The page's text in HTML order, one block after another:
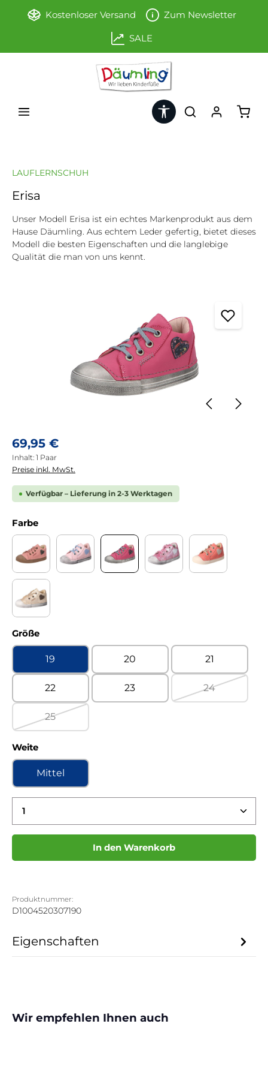
Zum Hauptinhalt springen
Kostenloser Versand Zum Newsletter
SALE
Werkzeugleiste anzeigen
LAUFLERNSCHUH
Erisa
Unser Modell Erisa ist ein echtes Markenprodukt aus dem
Hause Däumling. Aus echtem Leder gefertig, bietet dieses
Modell die besten Eigenschaften und die langlebige
Qualität die man von uns kennt.
Regulärer Preis:
69,95 €
Inhalt: 1 Paar
Preise inkl. MwSt.
Verfügbar – Lieferung in 2-3 Werktagen
Farbeauswählen
Celeste berry Kaltfutter
Größeauswählen
19 20 21
22 23 24
25
Weiteauswählen
Mittel
Produkt Anzahl: Gib den gewünschten Wert
In den Warenkorb
Produktnummer:
D1004520307190
Eigenschaften
Produktgalerie überspringen
Wir empfehlen Ihnen auch